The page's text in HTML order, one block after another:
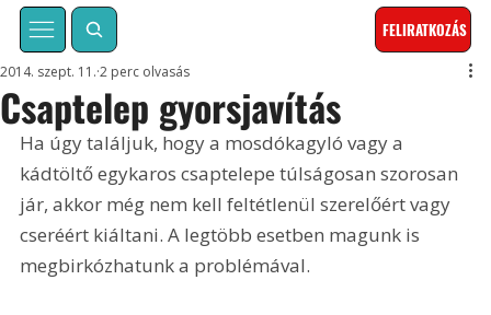
FELIRATKOZÁS
Csaptelep gyorsjavítás
2014. szept. 11. 2 perc olvasás
Ha úgy találjuk, hogy a mosdókagyló vagy a
kádtöltő egykaros csaptelepe túlságosan szorosan
jár, akkor még nem kell feltétlenül szerelőért vagy
cseréért kiáltani. A legtöbb esetben magunk is
megbirkózhatunk a problémával.